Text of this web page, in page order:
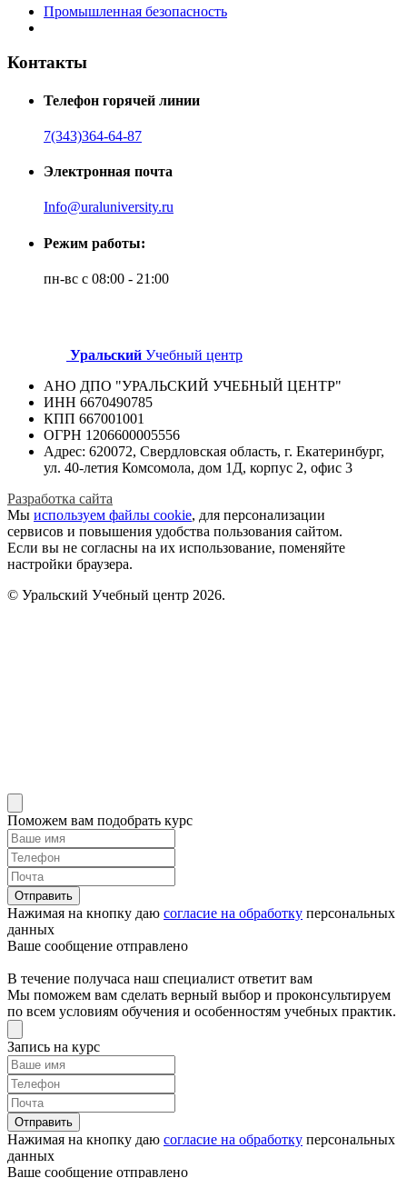
Промышленная безопасность
Контакты
Телефон горячей линии
7(343)364-64-87
Электронная почта
Info@uraluniversity.ru
Режим работы:
пн-вс с 08:00 - 21:00
Уральский Учебный центр
АНО ДПО "УРАЛЬСКИЙ УЧЕБНЫЙ ЦЕНТР"
ИНН 6670490785
КПП 667001001
ОГРН 1206600005556
Адрес: 620072, Свердловская область, г. Екатеринбург,
ул. 40-летия Комсомола, дом 1Д, корпус 2, офис 3
Разработка сайта
Мы используем файлы cookie, для персонализации
сервисов и повышения удобства пользования сайтом.
Если вы не согласны на их использование, поменяйте
настройки браузера.
© Уральский Учебный центр 2026.
Поможем вам подобрать курс
Отправить
Нажимая на кнопку даю согласие на обработку персональных
данных
Ваше сообщение отправлено
В течение получаса наш специалист ответит вам
Мы поможем вам сделать верный выбор и проконсультируем
по всем условиям обучения и особенностям учебных практик.
Запись на курс
Отправить
Нажимая на кнопку даю согласие на обработку персональных
данных
Ваше сообщение отправлено